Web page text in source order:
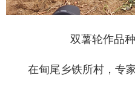
双薯轮作品
在甸尾乡铁所村，专家